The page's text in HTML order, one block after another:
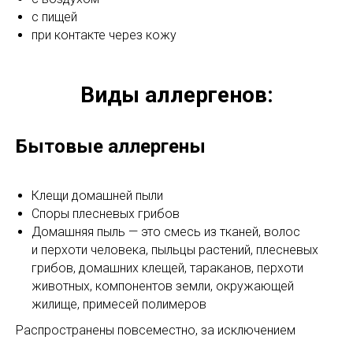
с пищей
при контакте через кожу
Виды аллергенов:
Бытовые аллергены
Клещи домашней пыли
Споры плесневых грибов
Домашняя пыль — это смесь из тканей, волос
и перхоти человека, пыльцы растений, плесневых
грибов, домашних клещей, тараканов, перхоти
животных, компонентов земли, окружающей
жилище, примесей полимеров
Распространены повсеместно, за исключением